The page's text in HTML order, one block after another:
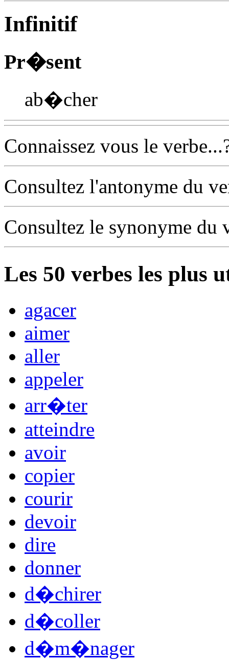
Infinitif
Pr�sent
ab�cher
Connaissez vous le
Consultez l'antonyme du
Consultez le synonyme du
Les 50 verbes les plus
agacer
aimer
aller
appeler
arr�ter
atteindre
avoir
copier
courir
devoir
dire
donner
d�chirer
d�coller
d�m�nager